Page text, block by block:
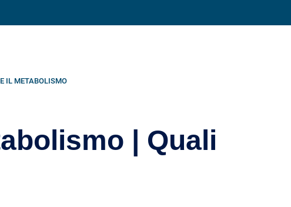
IL METABOLISMO
| Quali